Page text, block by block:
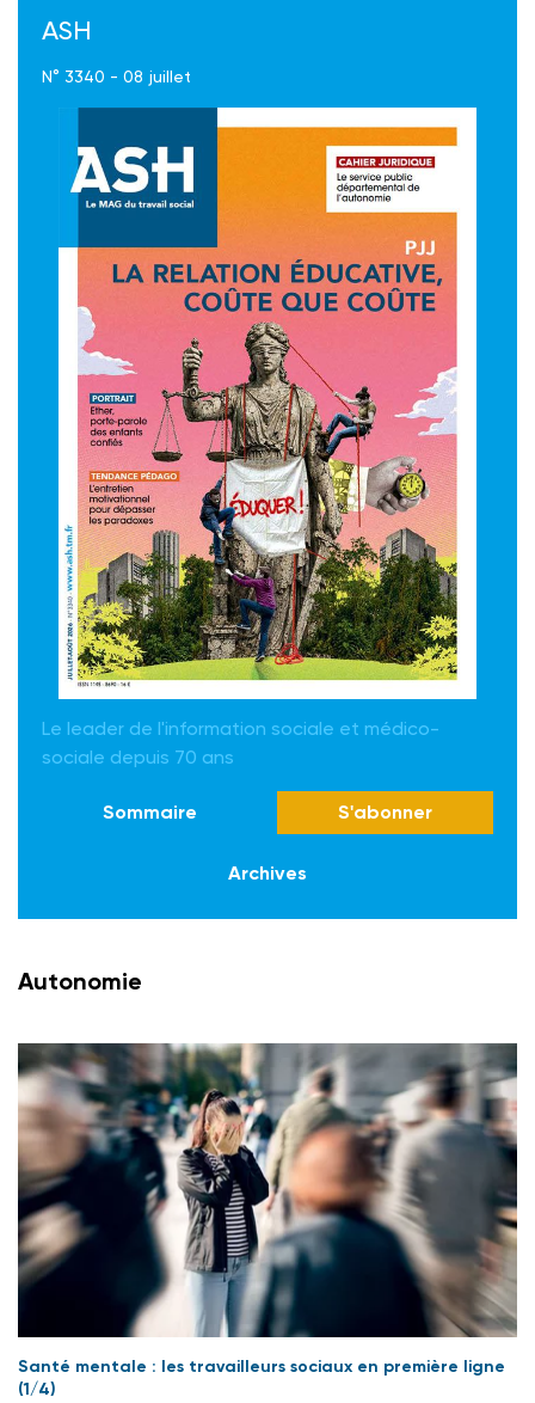
ASH
N° 3340 - 08 juillet
Le leader de l'information sociale et médico-
sociale depuis 70 ans
Sommaire S'abonner
Archives
Autonomie
Santé mentale : les travailleurs sociaux en première ligne
(1/4)